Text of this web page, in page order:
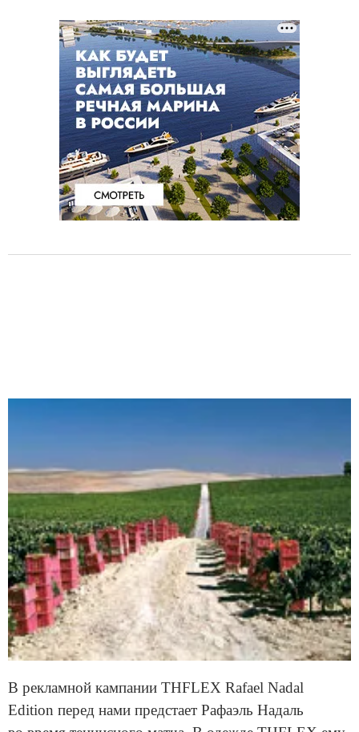
В рекламной кампании THFLEX Rafael Nadal
Edition перед нами предстает Рафаэль Надаль